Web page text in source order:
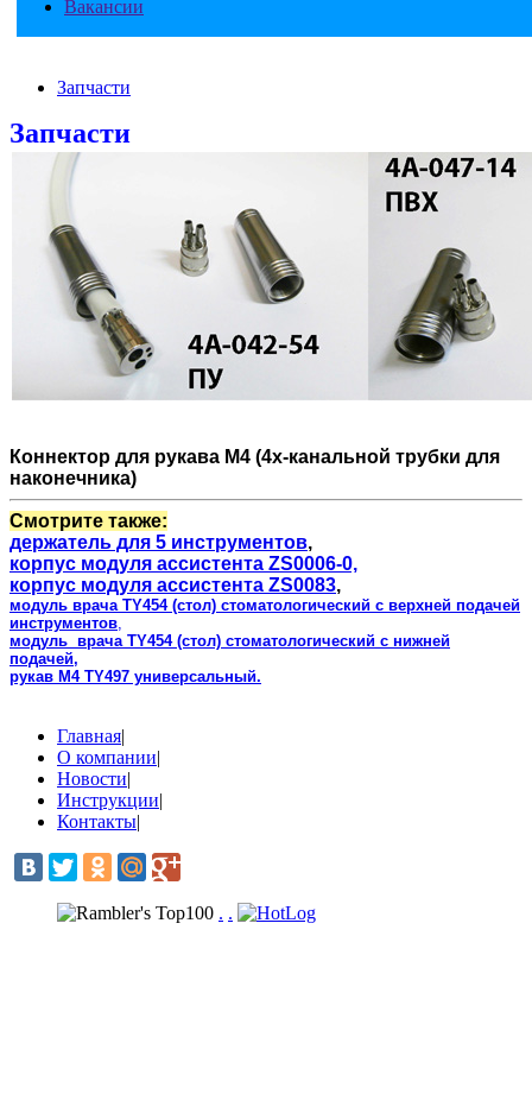
Вакансии
Запчасти
Запчасти
Коннектор для рукава М4 (4х-канальной трубки для
наконечника)
Смотрите также:
держатель для 5 инструментов,
корпус модуля ассистента ZS0006-0,
корпус модуля ассистента ZS0083,
модуль врача TY454 (стол) стоматологический с верхней подачей
инструментов,
модуль врача TY454 (стол) стоматологический с нижней
подачей,
рукав М4 TY497 универсальный.
Главная|
О компании|
Новости|
Инструкции|
Контакты|
. .